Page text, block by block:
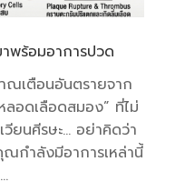
พร้อมอาการปวด
ณเตือนอันตรายจาก
ลอดเลือดสมอง” ที่ไม่
ยนศีรษะ… อย่าคิดว่า
กำลังมีอาการเหล่านี้